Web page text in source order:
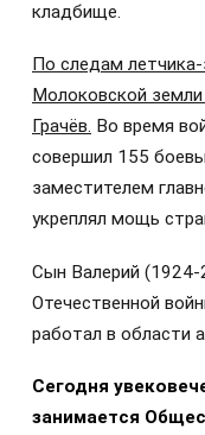
кладбище.
По следам
Молоковской
Грачёв. Во время
совершил 155
заместителем
укреплял мощь
Сын Валерий (1924-
Отечественной
работал в области
Сегодня
занимается